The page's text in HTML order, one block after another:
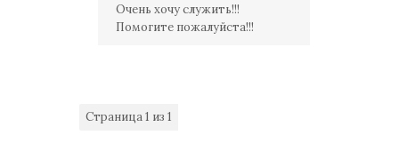
Очень хочу служить!!!
Помогите пожалуйста!!!
Страница1 из 1